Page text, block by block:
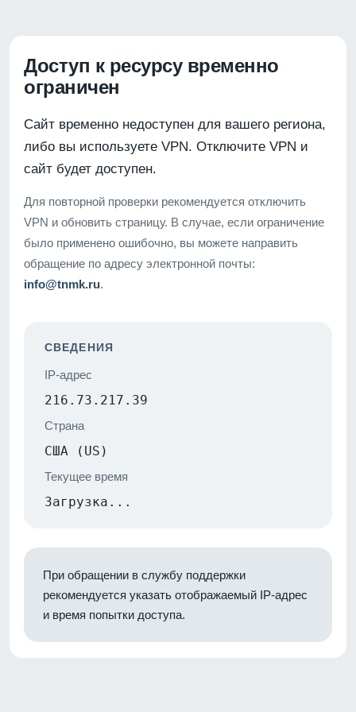
Доступ к ресурсу временно
ограничен
Сайт временно недоступен для вашего региона,
либо вы используете VPN. Отключите VPN и
сайт будет доступен.
Для повторной проверки рекомендуется отключить
VPN и обновить страницу. В случае, если ограничение
было применено ошибочно, вы можете направить
обращение по адресу электронной почты:
info@tnmk.ru.
СВЕДЕНИЯ
IP-адрес
216.73.217.39
Страна
США (US)
Текущее время
Загрузка...
При обращении в службу поддержки
рекомендуется указать отображаемый IP-адрес
и время попытки доступа.